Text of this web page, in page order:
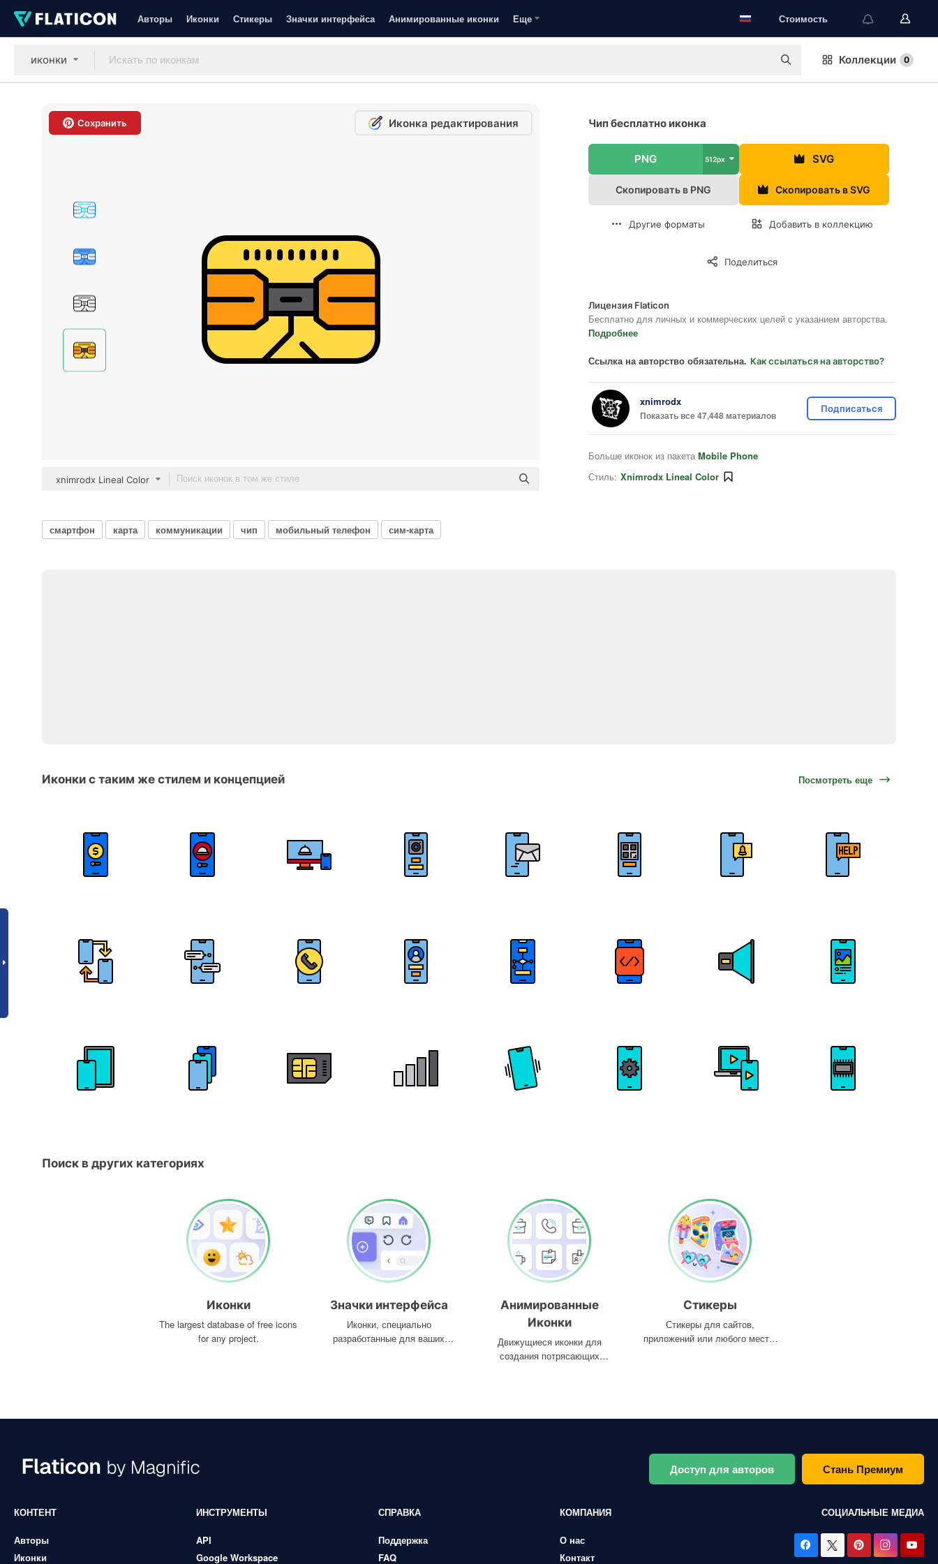
Авторы Иконки Стикеры Значки интерфейса Анимированные иконки Еще Стоимость
иконки Коллекции 0
Сохранить Иконка редактирования
xnimrodx Lineal Color
Чип бесплатно иконка
PNG 512px SVG
Скопировать в PNG Скопировать в SVG
Другие форматы Добавить в коллекцию
Поделиться
Лицензия Flaticon
Бесплатно для личных и коммерческих целей с указанием авторства.
Подробнее
Ссылка на авторство обязательна. Как ссылаться на авторство?
xnimrodx
Показать все 47,448 материалов
Подписаться
Больше иконок из пакета Mobile Phone
Стиль: Xnimrodx Lineal Color
смартфон карта коммуникации чип мобильный телефон сим-карта
Иконки с таким же стилем и концепцией Посмотреть еще
Поиск в других категориях
Иконки
The largest database of free icons
for any project.
Значки интерфейса
Иконки, специально
разработанные для ваших
Анимированные
Иконки
Движущиеся иконки для
создания потрясающих
Стикеры
Стикеры для сайтов,
приложений или любого места,
Доступ для авторов Стань Премиум
КОНТЕНТ
Авторы
Иконки
ИНСТРУМЕНТЫ
API
Google Workspace
СПРАВКА
Поддержка
FAQ
КОМПАНИЯ
О нас
Контакт
СОЦИАЛЬНЫЕ МЕДИА